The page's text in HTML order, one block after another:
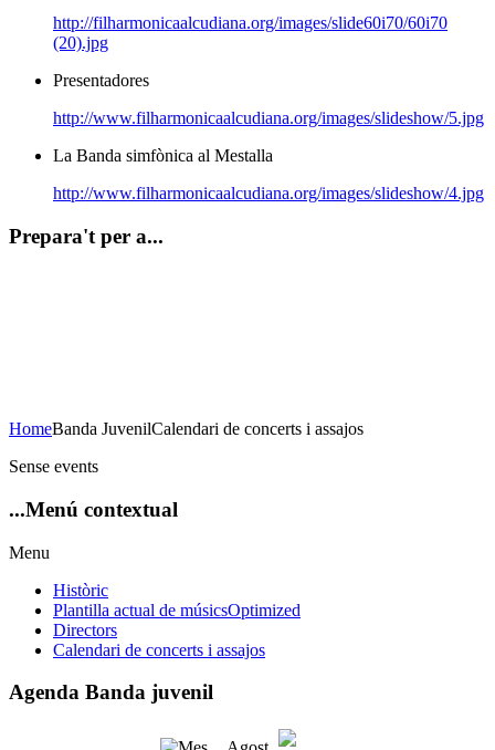
http://filharmonicaalcudiana.org/images/slide60i70/60i70
(20).jpg
Presentadores
http://www.filharmonicaalcudiana.org/images/slideshow/5.jpg
La Banda simfònica al Mestalla
http://www.filharmonicaalcudiana.org/images/slideshow/4.jpg
Prepara't per a...
HomeBanda JuvenilCalendari de concerts i assajos
Sense events
...Menú contextual
Menu
Històric
Plantilla actual de músicsOptimized
Directors
Calendari de concerts i assajos
Agenda Banda juvenil